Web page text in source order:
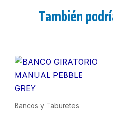
También
Bancos y Taburetes